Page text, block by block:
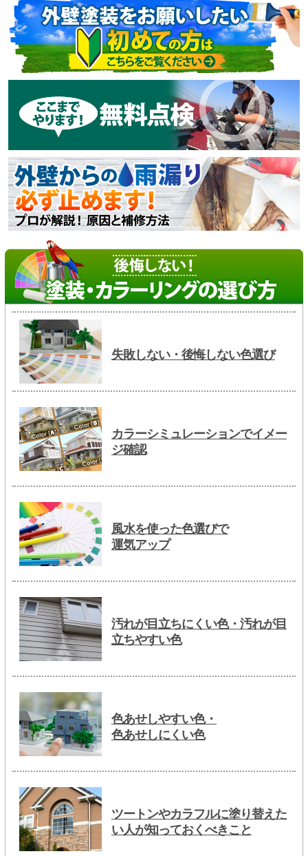
失敗しない・後悔しない色選び
カラーシミュレーションでイメー
ジ確認
風水を使った色選びで
運気アップ
汚れが目立ちにくい色・汚れが目
立ちやすい色
色あせしやすい色・
色あせしにくい色
ツートンやカラフルに塗り替えた
い人が知っておくべきこと